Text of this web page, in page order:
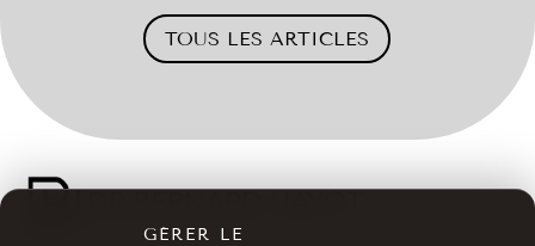
GÉRER LE
TOUS LES ARTICLES